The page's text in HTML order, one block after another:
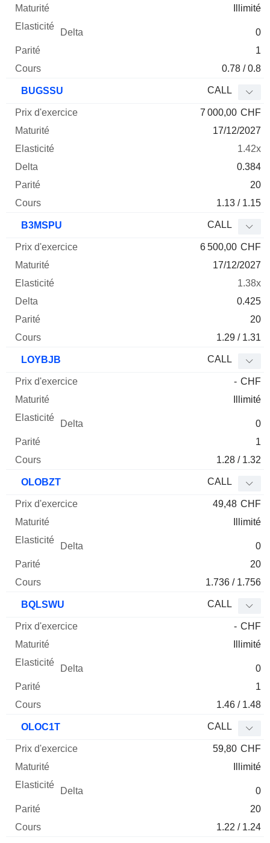
Illimité
0
1
0.78 / 0.8
BUGSSU CALL
7 000,00 CHF
17/12/2027
1.42x
0.384
20
1.13 / 1.15
B3MSPU CALL
6 500,00 CHF
17/12/2027
1.38x
0.425
20
1.29 / 1.31
LOYBJB CALL
- CHF
Illimité
0
1
1.28 / 1.32
OLOBZT CALL
49,48 CHF
Illimité
0
20
1.736 / 1.756
BQLSWU CALL
- CHF
Illimité
0
1
1.46 / 1.48
OLOC1T CALL
59,80 CHF
Illimité
0
20
1.22 / 1.24